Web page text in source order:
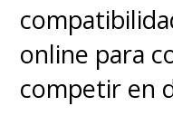
online para
competir en